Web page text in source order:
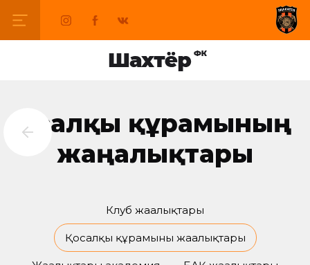
Қосалқы құрамының
жаңалықтары
Клуб жаңалықтары
Қосалқы құрамының жаңалықтары